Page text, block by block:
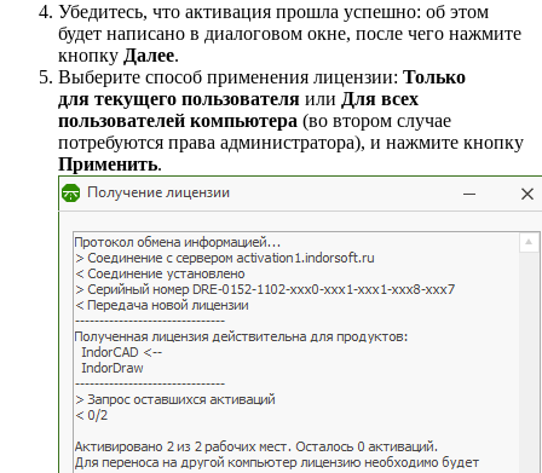
Убедитесь, что активация прошла успешно: об этом
будет написано в диалоговом окне, после чего нажмите
кнопку Далее.
Выберите способ применения лицензии: Только
для текущего пользователя или Для всех
пользователей компьютера (во втором случае
потребуются права администратора), и нажмите кнопку
Применить.